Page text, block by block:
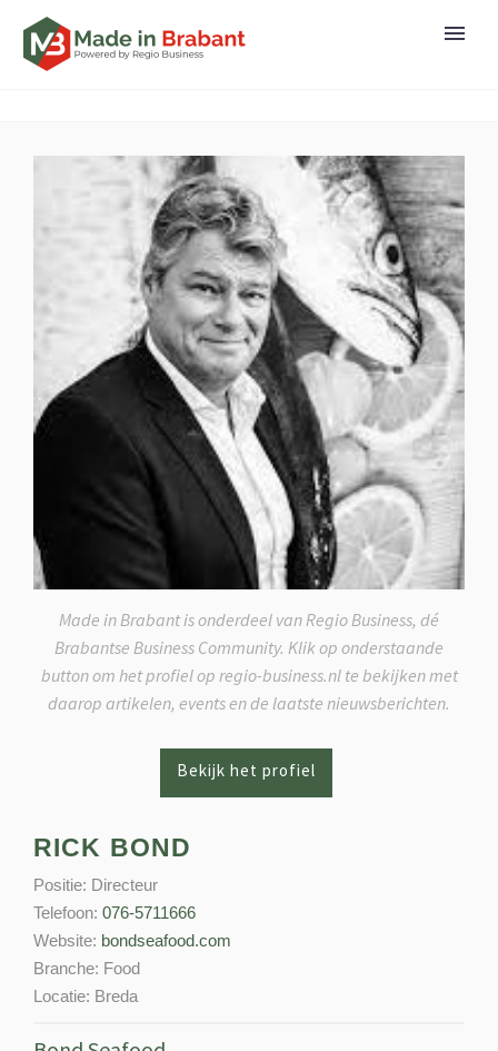
Made in Brabant is onderdeel van Regio Business, dé
Brabantse Business Community. Klik op onderstaande
button om het profiel op regio-business.nl te bekijken met
daarop artikelen, events en de laatste nieuwsberichten.
RICK BOND
Positie: Directeur
Telefoon: 076-5711666
Website: bondseafood.com
Branche: Food
Locatie: Breda